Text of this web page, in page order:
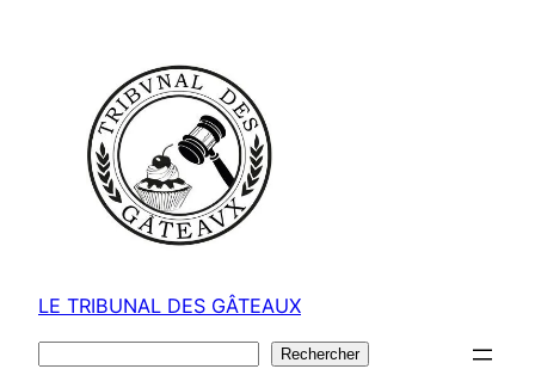
LE TRIBUNAL DES GÂTEAUX
Rechercher